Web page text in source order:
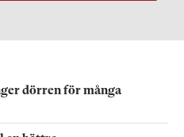
dörren för många